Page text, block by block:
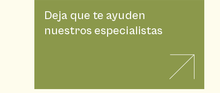
Deja que te ayuden
nuestros especialistas